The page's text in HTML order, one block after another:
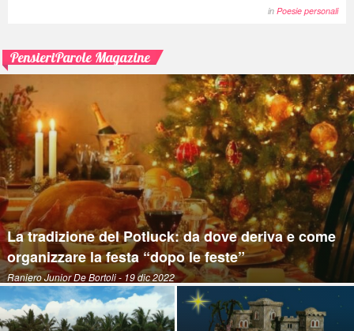
in Poesie personali
PensieriParole Magazine
La tradizione del Potluck: da dove deriva e come
organizzare la festa “dopo le feste”
Raniero Junior De Bortoli- 19 dic 2022